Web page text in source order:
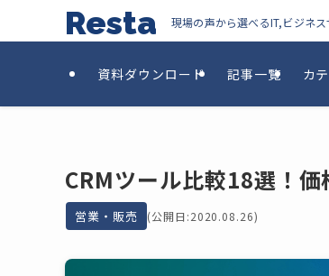
Resta 現場の声から選べるIT,ビジネ
資料ダウンロード 記事一覧 カ
CRMツール比較18選！
営業・販売 (公開日:2020.08.26)